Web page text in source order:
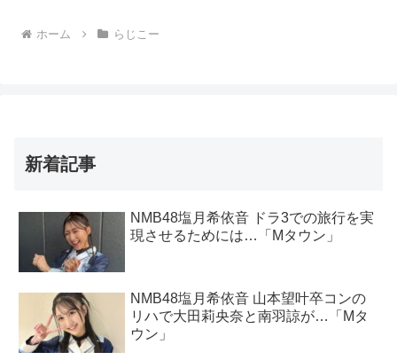
ホーム らじこー
新着記事
NMB48塩月希依音 ドラ3での旅行を実
現させるためには…「Mタウン」
NMB48塩月希依音 山本望叶卒コンの
リハで大田莉央奈と南羽諒が…「Mタ
ウン」